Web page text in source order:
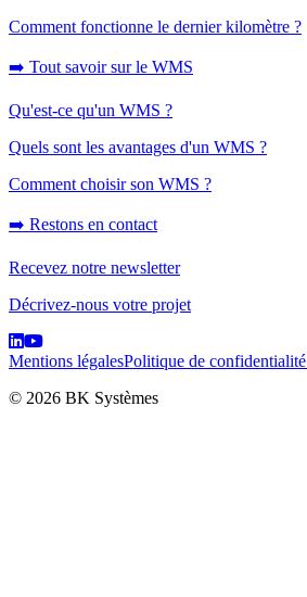
Comment fonctionne le dernier kilomètre ?
➡️ Tout savoir sur le WMS
Qu'est-ce qu'un WMS ?
Quels sont les avantages d'un WMS ?
Comment choisir son WMS ?
➡️ Restons en contact
Recevez notre newsletter
Décrivez-nous votre projet
Mentions légalesPolitique de confidentialité
© 2026 BK Systèmes